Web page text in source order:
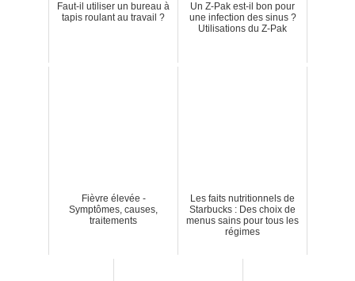
Faut-il utiliser un bureau à
tapis roulant au travail ?
Un Z-Pak est-il bon pour
une infection des sinus ?
Utilisations du Z-Pak
Fièvre élevée -
Symptômes, causes,
traitements
Les faits nutritionnels de
Starbucks : Des choix de
menus sains pour tous les
régimes